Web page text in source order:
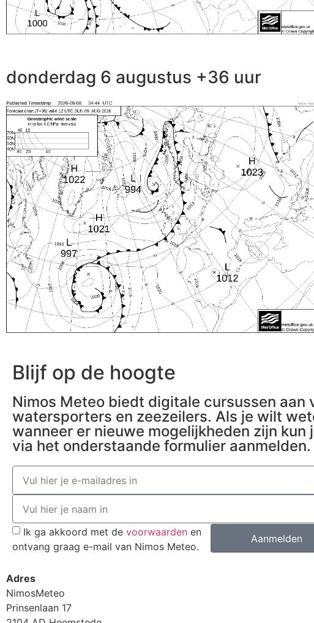
donderdag 6 augustus +36 uur
Blijf op de hoogte
Nimos Meteo biedt digitale cursussen aan
watersporters en zeezeilers. Als je wilt
wanneer er nieuwe mogelijkheden zijn kun
via het onderstaande formulier aanmelden.
Ik ga akkoord met de voorwaarden en
ontvang graag e-mail van Nimos Meteo.
Aanmelden
Adres
NimosMeteo
Prinsenlaan 17